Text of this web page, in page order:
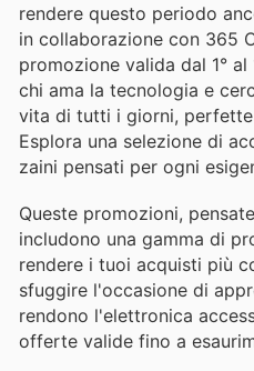
rendere questo periodo
in collaborazione con 365
promozione valida dal 1°
chi ama la tecnologia e
vita di tutti i giorni,
Esplora una selezione di
zaini pensati per ogni
Queste promozioni,
includono una gamma di
rendere i tuoi acquisti più
sfuggire l'occasione di
rendono l'elettronica
offerte valide fino a